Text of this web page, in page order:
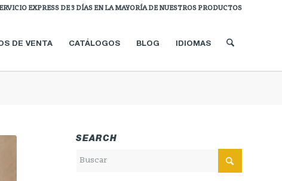
EXPRESS DE 3 DÍAS EN LA MAYORÍA DE NUESTROS PRODUCTOS
DE VENTA CATÁLOGOS BLOG IDIOMAS
SEARCH